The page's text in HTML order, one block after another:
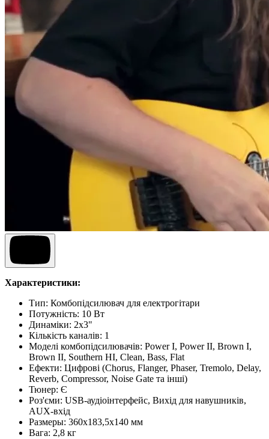
Характеристики:
Тип: Комбопідсилювач для електрогітари
Потужність: 10 Вт
Динаміки: 2х3"
Кількість каналів: 1
Моделі комбопідсилювачів: Power I, Power II, Brown I,
Brown II, Southern HI, Clean, Bass, Flat
Ефекти: Цифрові (Chorus, Flanger, Phaser, Tremolo, Delay,
Reverb, Compressor, Noise Gate та інші)
Тюнер: Є
Роз'єми: USB-аудіоінтерфейс, Вихід для навушників,
AUX-вхід
Размеры: 360х183,5х140 мм
Вага: 2,8 кг